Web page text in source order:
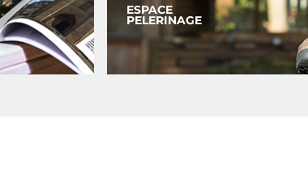
ESPACE
PELERINAGE